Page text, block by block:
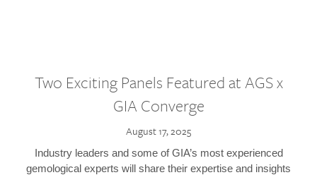
Two Exciting Panels Featured at AGS x
GIA Converge
August 17, 2025
Industry leaders and some of GIA’s most experienced
gemological experts will share their expertise and insights